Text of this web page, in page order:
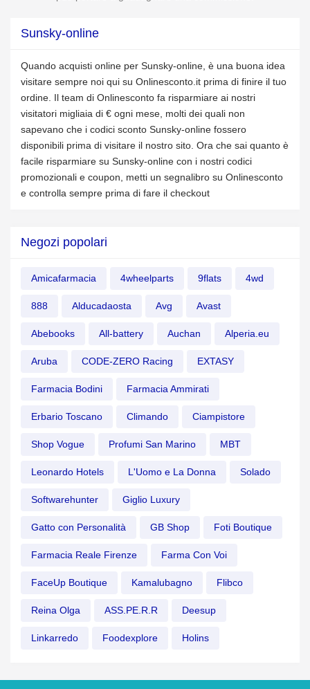
Sunsky-online
Quando acquisti online per Sunsky-online, è una buona idea
visitare sempre noi qui su Onlinesconto.it prima di finire il tuo
ordine. Il team di Onlinesconto fa risparmiare ai nostri
visitatori migliaia di € ogni mese, molti dei quali non
sapevano che i codici sconto Sunsky-online fossero
disponibili prima di visitare il nostro sito. Ora che sai quanto è
facile risparmiare su Sunsky-online con i nostri codici
promozionali e coupon, metti un segnalibro su Onlinesconto
e controlla sempre prima di fare il checkout
Negozi popolari
Amicafarmacia 4wheelparts 9flats 4wd
888 Alducadaosta Avg Avast
Abebooks All-battery Auchan Alperia.eu
Aruba CODE-ZERO Racing EXTASY
Farmacia Bodini Farmacia Ammirati
Erbario Toscano Climando Ciampistore
Shop Vogue Profumi San Marino MBT
Leonardo Hotels L'Uomo e La Donna Solado
Softwarehunter Giglio Luxury
Gatto con Personalità GB Shop Foti Boutique
Farmacia Reale Firenze Farma Con Voi
FaceUp Boutique Kamalubagno Flibco
Reina Olga ASS.PE.R.R Deesup
Linkarredo Foodexplore Holins